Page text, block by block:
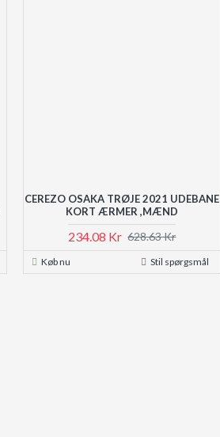
CEREZO OSAKA TRØJE 2021 UDEBANE
KORT ÆRMER ,MÆND
234.08 Kr 628.63 Kr
Køb nu Stil spørgsmål